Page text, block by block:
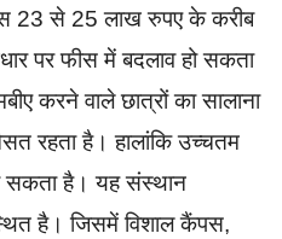
23 से 25 लाख रुपए के करीब
पर फीस में बदलाव हो सकता
करने वाले छात्रों का सालाना
रहता है। हालांकि उच्चतम
है। यह संस्थान
है। जिसमें विशाल कैंपस,